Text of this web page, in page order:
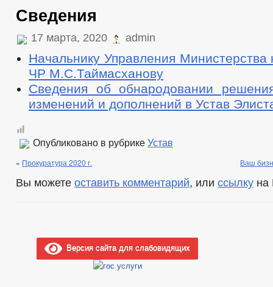
Сведения
17 марта, 2020 admin
Начальнику Управления
ЧР М.С.Таймасханову
Сведения об обнародовании
изменений и дополнений в Устав
Опубликовано в рубрике Устав
« Прокуратура 2020 г. Ваш
Вы можете оставить комментарий, или ссылку на
Версия сайта для слабовидящих